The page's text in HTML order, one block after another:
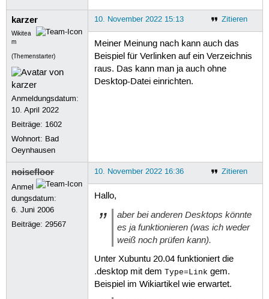
karzer
Wikitea
m
(Themenstarter)
Anmeldungsdatum:
10. April 2022
Beiträge: 1602
Wohnort: Bad
Oeynhausen
Zitieren
10. November 2022 15:13
Meiner Meinung nach kann auch das
Beispiel für Verlinken auf ein Verzeichnis
raus. Das kann man ja auch ohne
Desktop-Datei einrichten.
noisefloor
Anmel
dungsdatum:
6. Juni 2006
Beiträge:29567
Zitieren
10. November 2022 16:36
Hallo,
aber bei anderen Desktops könnte
es ja funktionieren (was ich weder
weiß noch prüfen kann).
Unter Xubuntu 20.04 funktioniert die
.desktop mit dem Type=Link gem.
Beispiel im Wikiartikel wie erwartet.